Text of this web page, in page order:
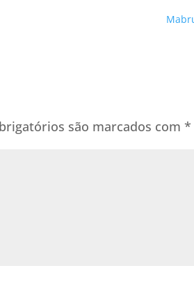
são marcados com*